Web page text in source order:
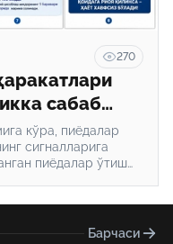
270
сабаб
кўра, пиёдалар
сигналларига
пиёдалар ўтиш
Барчаси